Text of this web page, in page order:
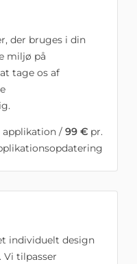
der bruges i din
miljø på
tage os af
applikation / 99 € pr.
individuelt design
tilpasser